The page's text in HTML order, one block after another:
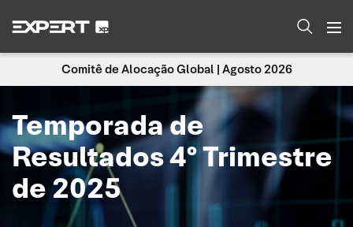
Comitê de Alocação Global | Agosto 2026
Temporada de
Resultados 4º Trimestre
de 2025